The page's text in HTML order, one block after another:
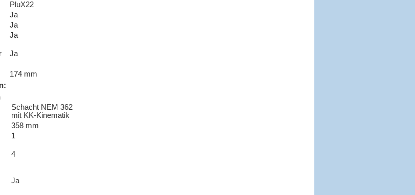
PluX22
Ja
Ja
Ja
Ja
174 mm
Schacht NEM 362
mit KK-Kinematik
358 mm
1
4
Ja